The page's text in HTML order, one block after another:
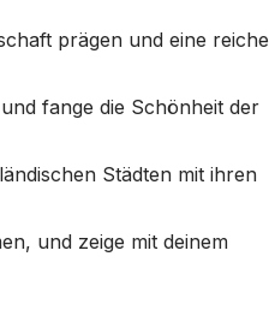
prägen und eine reiche
fange die Schönheit der
Städten mit ihren
und zeige mit deinem